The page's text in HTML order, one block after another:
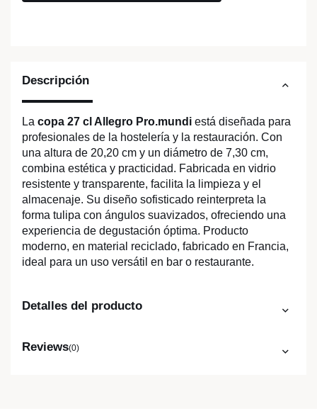
Descripción
La copa 27 cl Allegro Pro.mundi está diseñada para
profesionales de la hostelería y la restauración. Con
una altura de 20,20 cm y un diámetro de 7,30 cm,
combina estética y practicidad. Fabricada en vidrio
resistente y transparente, facilita la limpieza y el
almacenaje. Su diseño sofisticado reinterpreta la
forma tulipa con ángulos suavizados, ofreciendo una
experiencia de degustación óptima. Producto
moderno, en material reciclado, fabricado en Francia,
ideal para un uso versátil en bar o restaurante.
Detalles del producto
Reviews(0)